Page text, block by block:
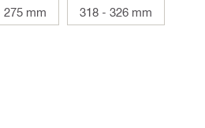
275 mm 318 - 326 mm